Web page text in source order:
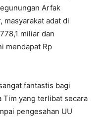
Arfak
masyarakat adat di
miliar dan
mendapat Rp
fantastis bagi
Tim yang terlibat secara
pengesahan UU